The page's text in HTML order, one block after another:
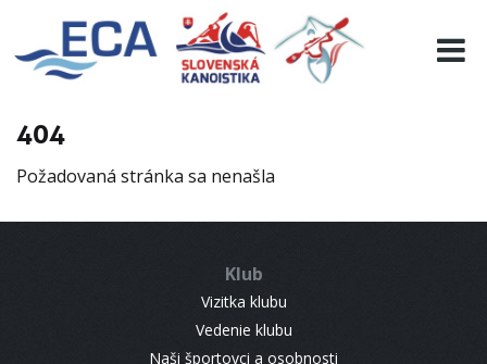
404
Požadovaná stránka sa nenašla
Klub
Vizitka klubu
Vedenie klubu
Naši športovci a osobnosti
EURO 19
INFO
RESULTS
CONTACT